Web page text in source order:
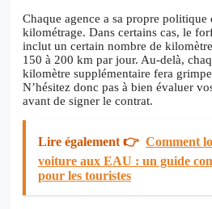
Chaque agence a sa propre politique
kilométrage. Dans certains cas, le
inclut un certain nombre de
150 à 200 km par jour. Au-delà,
kilomètre supplémentaire fera
N’hésitez donc pas à bien évaluer
avant de signer le contrat.
Lire également 👉 Comment
voiture aux EAU : un guide
pour les touristes